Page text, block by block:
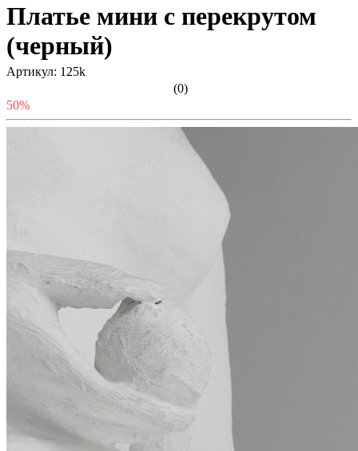
Платье мини с перекрутом
(черный)
Артикул: 125k
(0)
50%